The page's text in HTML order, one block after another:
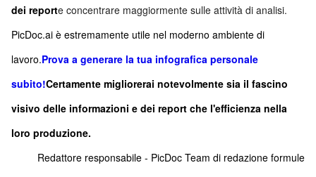
dei reporte concentrare maggiormente sulle attività di analisi.
PicDoc.ai è estremamente utile nel moderno ambiente di
lavoro.Prova a generare la tua infografica personale
subito!Certamente migliorerai notevolmente sia il fascino
visivo delle informazioni e dei report che l'efficienza nella
loro produzione.
Redattore responsabile - PicDoc Team di redazione formule